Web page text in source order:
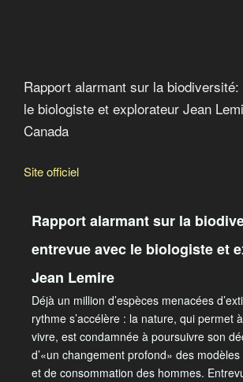
Rapport alarmant sur la
le biologiste et explorateur Jean
Canada
Site officiel
Rapport alarmant sur la
entrevue avec le biologiste et
Jean Lemire
Déjà un million d’espèces menacées
rythme s’accélère : la nature, qui permet
vivre, est condamnée à poursuivre son
d’«un changement profond» des
et de consommation des hommes.